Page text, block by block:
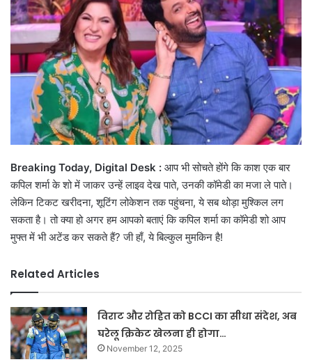
Breaking Today, Digital Desk : आप भी सोचते होंगे कि काश एक बार
कपिल शर्मा के शो में जाकर उन्हें लाइव देख पाते, उनकी कॉमेडी का मजा ले पाते।
लेकिन टिकट खरीदना, शूटिंग लोकेशन तक पहुंचना, ये सब थोड़ा मुश्किल लग
सकता है। तो क्या हो अगर हम आपको बताएं कि कपिल शर्मा का कॉमेडी शो आप
मुफ्त में भी अटेंड कर सकते हैं? जी हाँ, ये बिल्कुल मुमकिन है!
Related Articles
विराट और रोहित को BCCI का सीधा संदेश, अब
घरेलू क्रिकेट खेलना ही होगा…
November 12, 2025